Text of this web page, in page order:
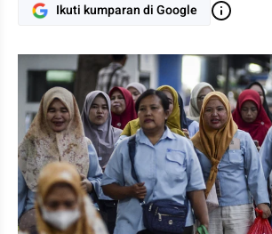
Ikuti kumparan di Google